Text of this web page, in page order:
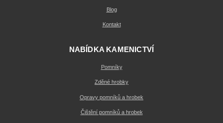
Blog
Kontakt
NABÍDKA KAMENICTVÍ
Pomníky
Zděné hrobky
Opravy pomníků a hrobek
Čištění pomníků a hrobek